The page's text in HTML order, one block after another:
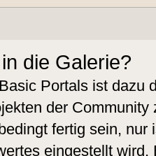
die Galerie?
Portals ist dazu
der
fertig sein, nur
eingestellt wird.